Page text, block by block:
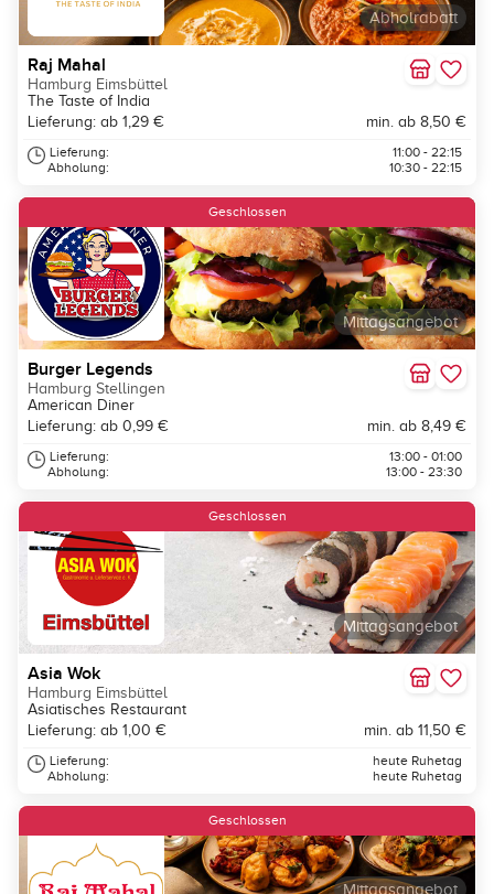
Abholrabatt
Raj Mahal
Hamburg Eimsbüttel
The Taste of India
Lieferung: ab 1,29 €
min. ab 8,50 €
Lieferung:
Abholung:
11:00 - 22:15
10:30 - 22:15
Mittagsangebot
Geschlossen
Burger Legends
Hamburg Stellingen
American Diner
Lieferung: ab 0,99 €
min. ab 8,49 €
Lieferung:
Abholung:
13:00 - 01:00
13:00 - 23:30
Mittagsangebot
Geschlossen
Asia Wok
Hamburg Eimsbüttel
Asiatisches Restaurant
Lieferung: ab 1,00 €
min. ab 11,50 €
Lieferung:
Abholung:
heute Ruhetag
heute Ruhetag
Mittagsangebot
Geschlossen